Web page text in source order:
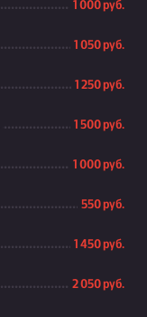
1 000 руб.
1 050 руб.
1 250 руб.
1 500 руб.
1 000 руб.
550 руб.
1 450 руб.
2 050 руб.